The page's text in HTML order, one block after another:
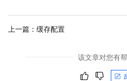
上一篇： 缓存配置
该文章对您有